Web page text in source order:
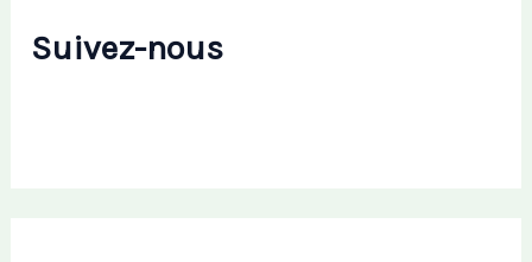
Suivez-nous